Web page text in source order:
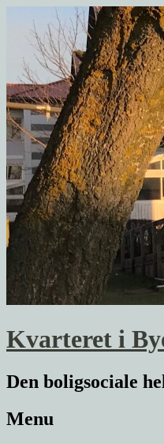
Kvarteret i
Den boligsociale
Menu